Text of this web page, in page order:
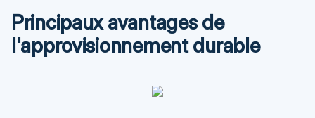
Principaux avantages de
l'approvisionnement durable